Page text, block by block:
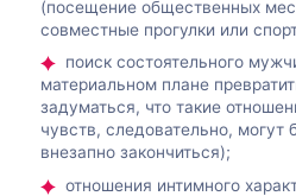
(посещение общественных
совместные прогулки или
поиск состоятельного
материальном плане
задуматься, что такие
чувств, следовательно, могут
внезапно закончиться);
отношения интимного